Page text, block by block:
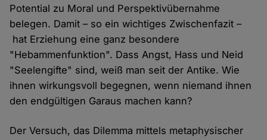
Potential zu Moral und Perspektivübernahme
belegen. Damit – so ein wichtiges Zwischenfazit –
hat Erziehung eine ganz besondere
"Hebammenfunktion". Dass Angst, Hass und Neid
"Seelengifte" sind, weiß man seit der Antike. Wie
ihnen wirkungsvoll begegnen, wenn niemand ihnen
den endgültigen Garaus machen kann?
Der Versuch, das Dilemma mittels metaphysischer